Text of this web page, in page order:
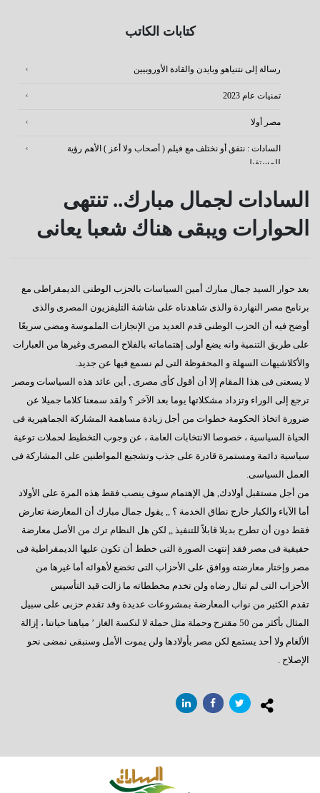
كتابات الكاتب
رسالة إلى نتنياهو وبايدن والقادة الأوروبيين
تمنيات عام 2023
مصر أولا
السادات : نتفق أو نختلف مع فيلم ( أصحاب ولا أعز ) الأهم رؤية
للمستقبل
كفانا إدانات
دعوة للإصطفاف الوطنى
كورونا وأخواتها كشفوا هشاشة كيانات عربية كبرى
إفتكاسة أبو شقة إحدى عجائب وغرائب البرلمان
هذا هو المتوقع والمنتظر
عجائب وغرائب مجلس النواب
تغييب القوى الوطنية
هل يطول الإنتظار ؟
السادات : رحيل مرسى كشف عن آفة مجتمعية خطيرة
إيران - ماذا ننتظر؟
ماذا بعد الإستفتاء ؟
حينما يستمع الرئيس
سؤال يطرح نفسه
وجهة نظر فى ( الإرهاب – الفساد – الإهمال )
هل يفعلها الرئيس؟
السادات تعقيبا على إنجازات البرلمان في ثلاث سنوات
السادات لجمال مبارك.. تنتهى
الحوارات ويبقى هناك شعبا يعانى
بعد حوار السيد جمال مبارك أمين السياسات بالحزب الوطنى الديمقراطى مع
برنامج مصر النهاردة والذى شاهدناه على شاشة التليفزيون المصرى والذى
أوضح فيه أن الحزب الوطنى قدم العديد من الإنجازات الملموسة ومضى سريعًا
على طريق التنمية وانه يضع أولى إهتماماته بالفلاح المصرى وغيرها من العبارات
والأكلاشيهات السهلة و المحفوظة التى لم نسمع فيها عن جديد.
لا يسعنى فى هذا المقام إلا أن أقول كأى مصرى , أين عائد هذه السياسات ومصر
ترجع إلى الوراء وتزداد مشكلاتها يوما بعد الآخر ؟ ولقد سمعنا كلاما جميلا عن
ضرورة اتخاذ الحكومة خطوات من أجل زيادة مساهمة المشاركة الجماهيرية فى
الحياة السياسية ، خصوصا الانتخابات العامة ، عن وجوب التخطيط لحملات توعية
سياسية دائمة ومستمرة قادرة على جذب وتشجيع المواطنين على المشاركة فى
العمل السياسى.
من أجل مستقبل أولادك, هل الإهتمام سوف ينصب فقط هذه المرة على الأولاد
أما الآباء والكبار خارج نطاق الخدمة ؟ ,, يقول جمال مبارك أن المعارضة تعارض
فقط دون أن تطرح بديلا قابلاً للتنفيذ ,, لكن هل النظام ترك من الأصل معارضة
حقيقية فى مصر فقد إنتهت الصورة التى خطط أن تكون عليها الديمقراطية فى
مصر وإختار معارضته ووافق على الأحزاب التى تخضع لأهوائه أما غيرها من
الأحزاب التى لم تنال رضاه ولن تخدم مخططاته ما زالت قيد التأسيس
تقدم الكثير من نواب المعارضة بمشروعات عديدة وقد تقدم حزبى على سبيل
المثال بأكثر من 50 مقترح وحملة مثل حملة لا لنكسة الغاز ’ مياهنا حياتنا ، إزالة
الألغام ولا أحد يستمع لكن مصر بأولادها ولن يموت الأمل وسنبقى نمضى نحو
الإصلاح .